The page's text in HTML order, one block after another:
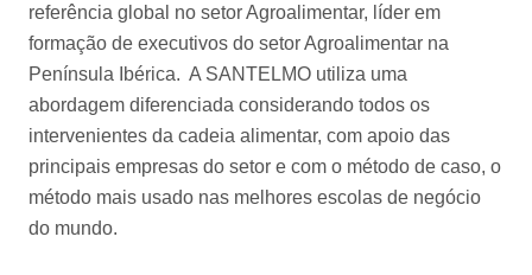
referência global no setor Agroalimentar, líder em
formação de executivos do setor Agroalimentar na
Península Ibérica. A SANTELMO utiliza uma
abordagem diferenciada considerando todos os
intervenientes da cadeia alimentar, com apoio das
principais empresas do setor e com o método de caso, o
método mais usado nas melhores escolas de negócio
do mundo.